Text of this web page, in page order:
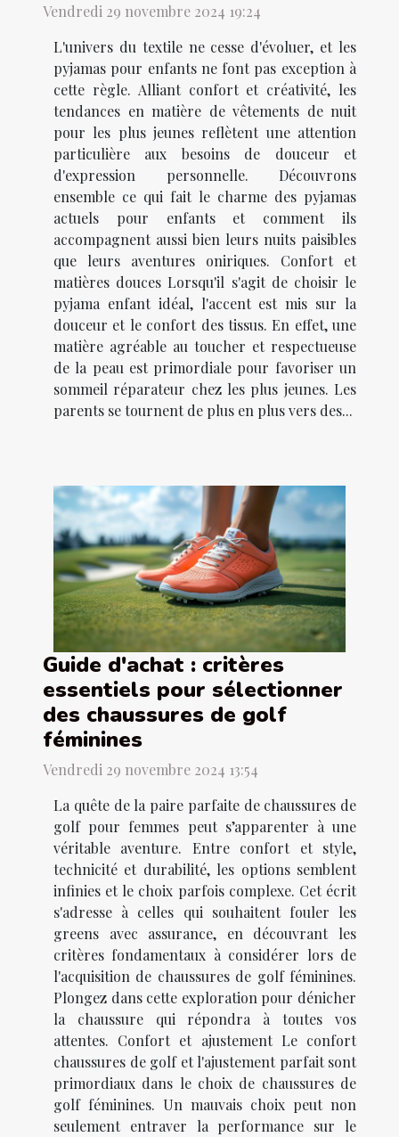
Vendredi 29 novembre 2024 19:24
L'univers du textile ne cesse d'évoluer, et les
pyjamas pour enfants ne font pas exception à
cette règle. Alliant confort et créativité, les
tendances en matière de vêtements de nuit
pour les plus jeunes reflètent une attention
particulière aux besoins de douceur et
d'expression personnelle. Découvrons
ensemble ce qui fait le charme des pyjamas
actuels pour enfants et comment ils
accompagnent aussi bien leurs nuits paisibles
que leurs aventures oniriques. Confort et
matières douces Lorsqu'il s'agit de choisir le
pyjama enfant idéal, l'accent est mis sur la
douceur et le confort des tissus. En effet, une
matière agréable au toucher et respectueuse
de la peau est primordiale pour favoriser un
sommeil réparateur chez les plus jeunes. Les
parents se tournent de plus en plus vers des...
Guide d'achat : critères
essentiels pour sélectionner
des chaussures de golf
féminines
Vendredi 29 novembre 2024 13:54
La quête de la paire parfaite de chaussures de
golf pour femmes peut s’apparenter à une
véritable aventure. Entre confort et style,
technicité et durabilité, les options semblent
infinies et le choix parfois complexe. Cet écrit
s'adresse à celles qui souhaitent fouler les
greens avec assurance, en découvrant les
critères fondamentaux à considérer lors de
l'acquisition de chaussures de golf féminines.
Plongez dans cette exploration pour dénicher
la chaussure qui répondra à toutes vos
attentes. Confort et ajustement Le confort
chaussures de golf et l'ajustement parfait sont
primordiaux dans le choix de chaussures de
golf féminines. Un mauvais choix peut non
seulement entraver la performance sur le